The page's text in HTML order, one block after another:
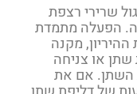
שרירי רצפת
הפעלה מתמדת
מקנה
שתן או צניחה
השתן. אם את